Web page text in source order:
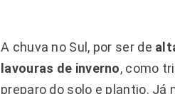
A chuva no Sul, por ser de
lavouras de inverno, como
preparo do solo e plantio. Já